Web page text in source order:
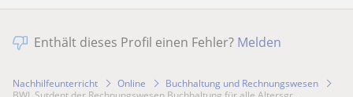
Enthält dieses Profil einen Fehler? Melden
Nachhilfeunterricht Online
Buchhaltung und Rechnungswesen